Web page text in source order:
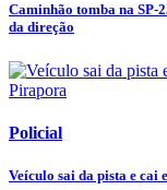
Caminhão tomba na SP-
da direção
Policial
Veículo sai da pista e cai